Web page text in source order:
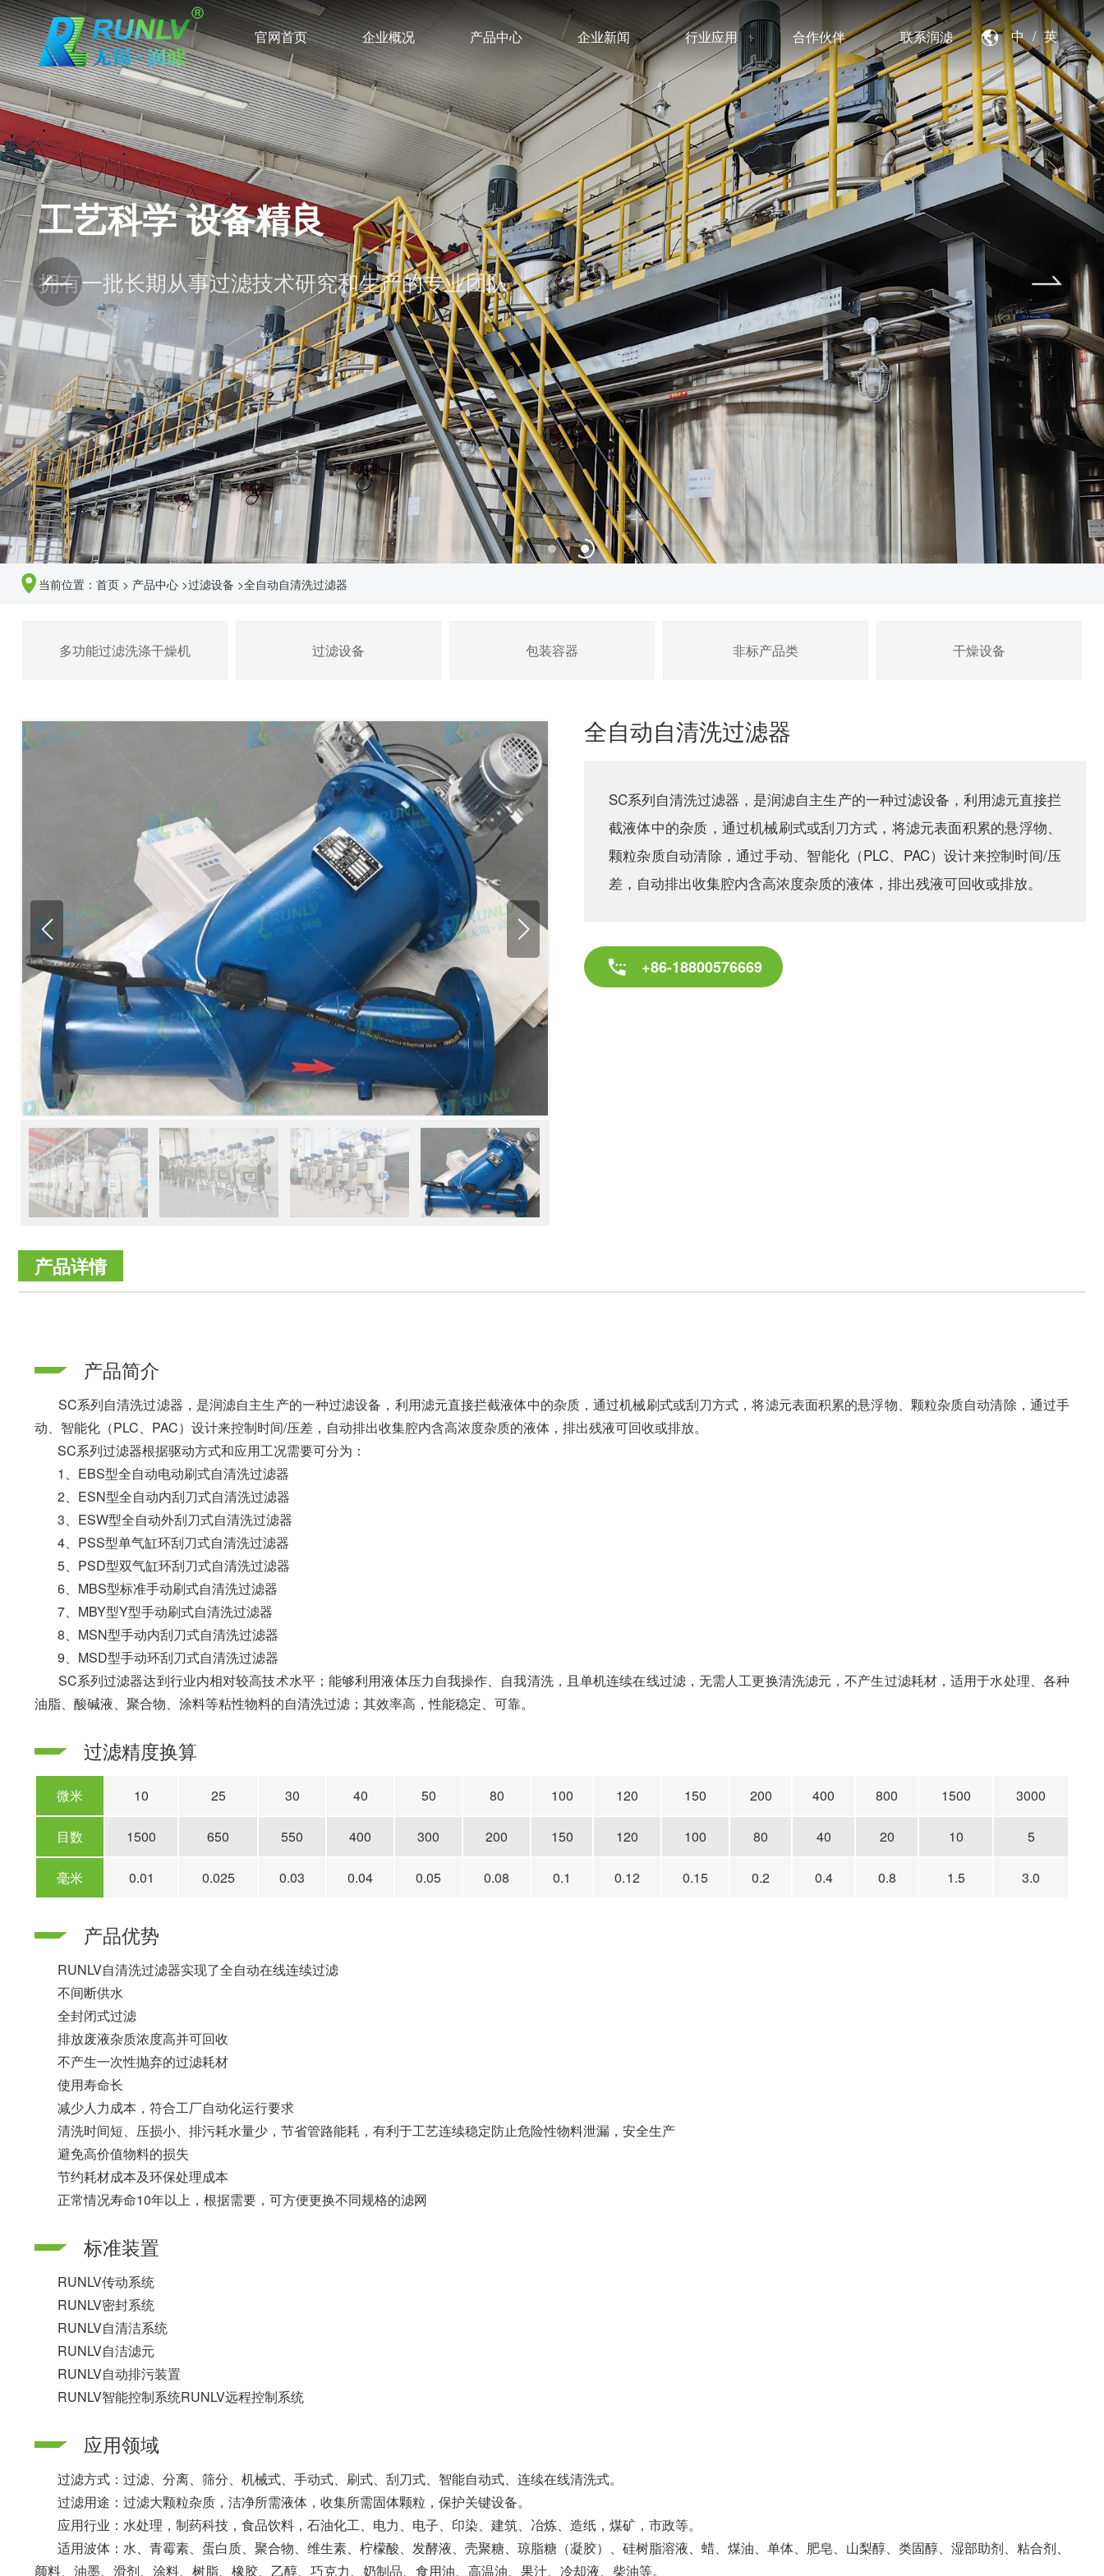
官网首页 企业概况 产品中心 企业新闻 行业应用 合作伙伴 联系润滤 中 / 英
工艺科学 设备精良
拥有一批长期从事过滤技术研究和生产的专业团队
当前位置： 首页 > 产品中心 >过滤设备 >全自动自清洗过滤器
多功能过滤洗涤干燥机 过滤设备 包装容器 非标产品类 干燥设备
全自动自清洗过滤器
SC系列自清洗过滤器，是润滤自主生产的一种过滤设备，利用滤元直接拦
截液体中的杂质，通过机械刷式或刮刀方式，将滤元表面积累的悬浮物、
颗粒杂质自动清除，通过手动、智能化（PLC、PAC）设计来控制时间/压
差，自动排出收集腔内含高浓度杂质的液体，排出残液可回收或排放。
+86-18800576669
产品详情
产品简介
SC系列自清洗过滤器，是润滤自主生产的一种过滤设备，利用滤元直接拦截液体中的杂质，通过机械刷式或刮刀方式，将滤元表面积累的悬浮物、颗粒杂质自动清除，通过手
动、智能化（PLC、PAC）设计来控制时间/压差，自动排出收集腔内含高浓度杂质的液体，排出残液可回收或排放。
SC系列过滤器根据驱动方式和应用工况需要可分为：
1、EBS型全自动电动刷式自清洗过滤器
2、ESN型全自动内刮刀式自清洗过滤器
3、ESW型全自动外刮刀式自清洗过滤器
4、PSS型单气缸环刮刀式自清洗过滤器
5、PSD型双气缸环刮刀式自清洗过滤器
6、MBS型标准手动刷式自清洗过滤器
7、MBY型Y型手动刷式自清洗过滤器
8、MSN型手动内刮刀式自清洗过滤器
9、MSD型手动环刮刀式自清洗过滤器
SC系列过滤器达到行业内相对较高技术水平；能够利用液体压力自我操作、自我清洗，且单机连续在线过滤，无需人工更换清洗滤元，不产生过滤耗材，适用于水处理、各种
油脂、酸碱液、聚合物、涂料等粘性物料的自清洗过滤；其效率高，性能稳定、可靠。
过滤精度换算
微米 10 25 30 40 50 80 100 120 150 200 400 800 1500 3000
目数 1500 650 550 400 300 200 150 120 100 80 40 20 10 5
毫米 0.01 0.025 0.03 0.04 0.05 0.08 0.1 0.12 0.15 0.2 0.4 0.8 1.5 3.0
产品优势
RUNLV自清洗过滤器实现了全自动在线连续过滤
不间断供水
全封闭式过滤
排放废液杂质浓度高并可回收
不产生一次性抛弃的过滤耗材
使用寿命长
减少人力成本，符合工厂自动化运行要求
清洗时间短、压损小、排污耗水量少，节省管路能耗，有利于工艺连续稳定防止危险性物料泄漏，安全生产
避免高价值物料的损失
节约耗材成本及环保处理成本
正常情况寿命10年以上，根据需要，可方便更换不同规格的滤网
标准装置
RUNLV传动系统
RUNLV密封系统
RUNLV自清洁系统
RUNLV自洁滤元
RUNLV自动排污装置
RUNLV智能控制系统RUNLV远程控制系统
应用领域
过滤方式：过滤、分离、筛分、机械式、手动式、刷式、刮刀式、智能自动式、连续在线清洗式。
过滤用途：过滤大颗粒杂质，洁净所需液体，收集所需固体颗粒，保护关键设备。
应用行业：水处理，制药科技，食品饮料，石油化工、电力、电子、印染、建筑、冶炼、造纸，煤矿，市政等。
适用波体：水、青霉素、蛋白质、聚合物、维生素、柠檬酸、发酵液、壳聚糖、琼脂糖（凝胶）、硅树脂溶液、蜡、煤油、单体、肥皂、山梨醇、类固醇、湿部助剂、粘合剂、
颜料、油墨、滑剂、涂料、树脂、橡胶、乙醇、巧克力、奶制品、食用油、高温油、果汁、冷却液、柴油等。